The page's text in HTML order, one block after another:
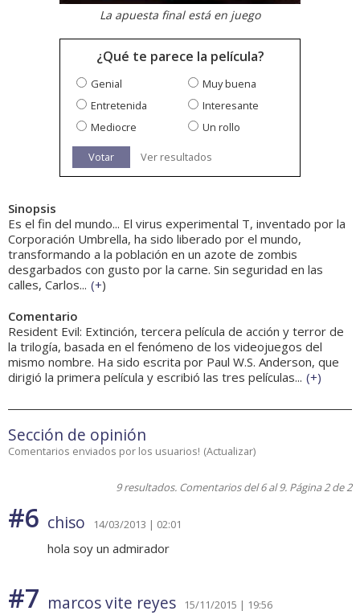
La apuesta final está en juego
¿Qué te parece la película?
Genial
Muy buena
Entretenida
Interesante
Mediocre
Un rollo
Votar Ver resultados
Sinopsis
Es el fin del mundo... El virus experimental T, inventado por la
Corporación Umbrella, ha sido liberado por el mundo,
transformando a la población en un azote de zombis
desgarbados con gusto por la carne. Sin seguridad en las
calles, Carlos... (+)
Comentario
Resident Evil: Extinción, tercera película de acción y terror de
la trilogía, basada en el fenómeno de los videojuegos del
mismo nombre. Ha sido escrita por Paul W.S. Anderson, que
dirigió la primera película y escribió las tres películas... (+)
Sección de opinión
Comentarios enviados por los usuarios! (Actualizar)
9 resultados. Comentarios del 6 al 9. Página 2 de 2
#6 chiso 14/03/2013 | 02:01
hola soy un admirador
#7 marcos vite reyes 15/11/2015 | 19:56